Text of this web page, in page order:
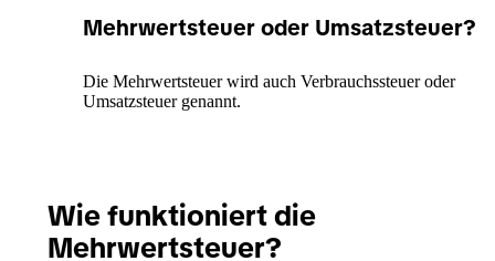
Mehrwertsteuer oder Umsatzsteuer?
Die Mehrwertsteuer wird auch Verbrauchssteuer oder
Umsatzsteuer genannt.
Wie funktioniert die
Mehrwertsteuer?